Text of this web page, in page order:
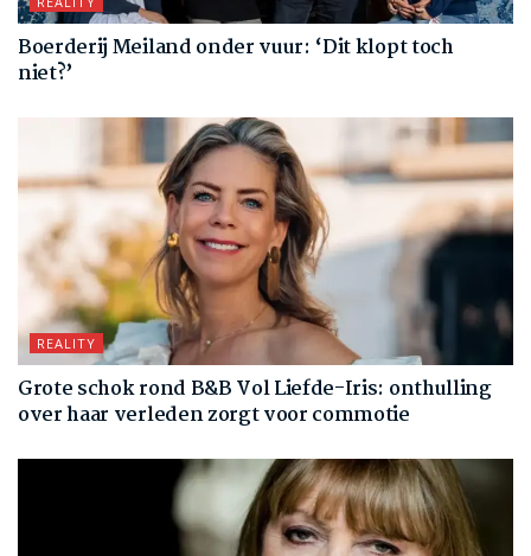
Boerderij Meiland onder vuur: ‘Dit klopt toch
niet?’
REALITY
Grote schok rond B&B Vol Liefde-Iris: onthulling
over haar verleden zorgt voor commotie